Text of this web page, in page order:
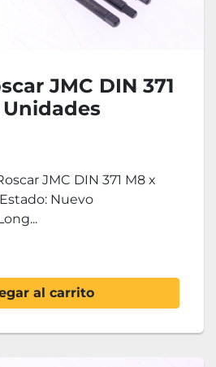
JMC DIN 371
Unidades
JMC DIN 371 M8 x
Nuevo
al carrito